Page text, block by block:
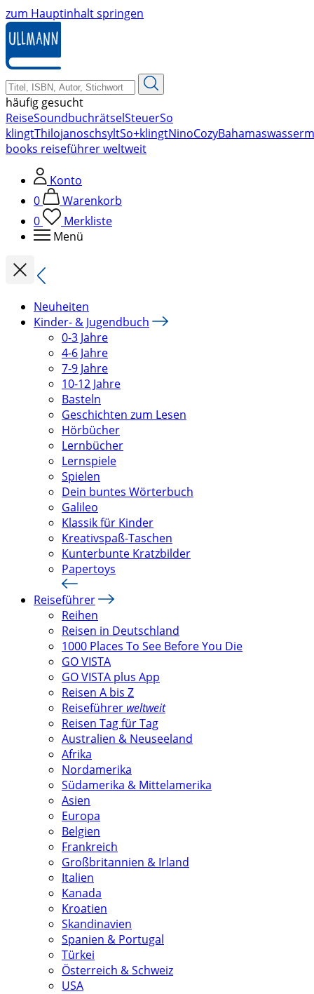
zum Hauptinhalt springen
häufig gesucht
ReiseSoundbuchrätselSteuerSo
klingtThilojanoschsyltSo+klingtNinoCozyBahamas
books reiseführer weltweit
Konto
0
Warenkorb
0
Merkliste
Menü
Neuheiten
Kinder- & Jugendbuch
0-3 Jahre
4-6 Jahre
7-9 Jahre
10-12 Jahre
Basteln
Geschichten zum Lesen
Hörbücher
Lernbücher
Lernspiele
Spielen
Dein buntes Wörterbuch
Galileo
Klassik für Kinder
Kreativspaß-Taschen
Kunterbunte Kratzbilder
Papertoys
Reiseführer
Reihen
Reisen in Deutschland
1000 Places To See Before You Die
GO VISTA
GO VISTA plus App
Reisen A bis Z
Reiseführer weltweit
Reisen Tag für Tag
Australien & Neuseeland
Afrika
Nordamerika
Südamerika & Mittelamerika
Asien
Europa
Belgien
Frankreich
Großbritannien & Irland
Italien
Kanada
Kroatien
Skandinavien
Spanien & Portugal
Türkei
Österreich & Schweiz
USA